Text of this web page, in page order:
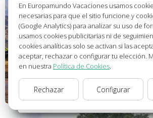
Bienvenido a Europamundo
en el sitio
Wellcome to Europamundo
international site of:
España
cambiar/change
En Europamundo Vacaciones usamos
necesarias para que el sitio funcione y
(Google Analytics) para analizar su uso de
usamos cookies publicitarias ni de
cookies analíticas solo se activan si las
aceptar, rechazar o configurar tu elección.
en nuestra Política de Cookies.
Rechazar Configurar